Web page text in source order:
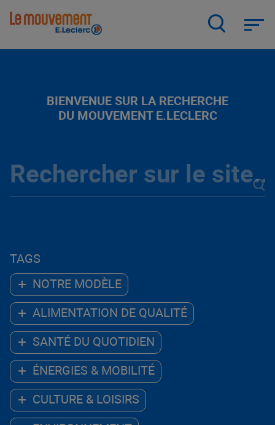
BIENVENUE SUR LA RECHERCHE
DU MOUVEMENT E.LECLERC
TAGS
NOTRE MODÈLE
ALIMENTATION DE QUALITÉ
SANTÉ DU QUOTIDIEN
ÉNERGIES & MOBILITÉ
CULTURE & LOISIRS